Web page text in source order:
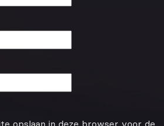
opslaan in deze browser voor de